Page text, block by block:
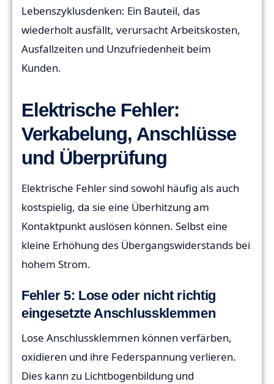
Lebenszyklusdenken: Ein Bauteil, das
wiederholt ausfällt, verursacht Arbeitskosten,
Ausfallzeiten und Unzufriedenheit beim
Kunden.
Elektrische Fehler:
Verkabelung, Anschlüsse
und Überprüfung
Elektrische Fehler sind sowohl häufig als auch
kostspielig, da sie eine Überhitzung am
Kontaktpunkt auslösen können. Selbst eine
kleine Erhöhung des Übergangswiderstands bei
hohem Strom.
Fehler 5: Lose oder nicht richtig
eingesetzte Anschlussklemmen
Lose Anschlussklemmen können verfärben,
oxidieren und ihre Federspannung verlieren.
Dies kann zu Lichtbogenbildung und